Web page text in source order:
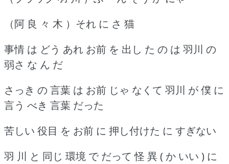
（阿 良 々 木 ）それ に さ 猫
事情 は どう あれ お前 を 出し た の は 羽川 の
弱さ な ん だ
さっき の 言葉 は お前 じゃ なくて 羽川 が 僕 に
言う べき 言葉 だった
苦しい 役目 を お前 に 押し付けた に すぎない
羽 川 と 同じ 環境 で だって 怪 異 ( か いい ) に